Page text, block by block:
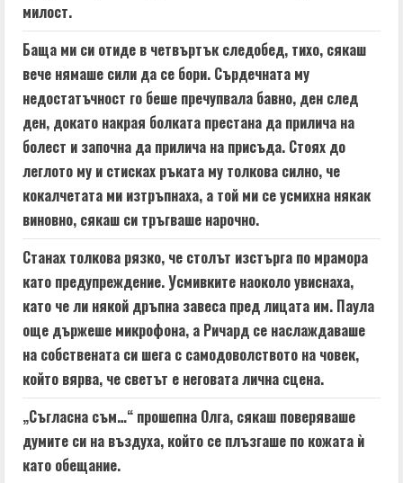
милост.
Баща ми си отиде в четвъртък следобед, тихо, сякаш
вече нямаше сили да се бори. Сърдечната му
недостатъчност го беше пречупвала бавно, ден след
ден, докато накрая болката престана да прилича на
болест и започна да прилича на присъда. Стоях до
леглото му и стисках ръката му толкова силно, че
кокалчетата ми изтръпнаха, а той ми се усмихна някак
виновно, сякаш си тръгваше нарочно.
Станах толкова рязко, че столът изстърга по мрамора
като предупреждение. Усмивките наоколо увиснаха,
като че ли някой дръпна завеса пред лицата им. Паула
още държеше микрофона, а Ричард се наслаждаваше
на собствената си шега с самодоволството на човек,
който вярва, че светът е неговата лична сцена.
„Съгласна съм…“ прошепна Олга, сякаш поверяваше
думите си на въздуха, който се плъзгаше по кожата ѝ
като обещание.